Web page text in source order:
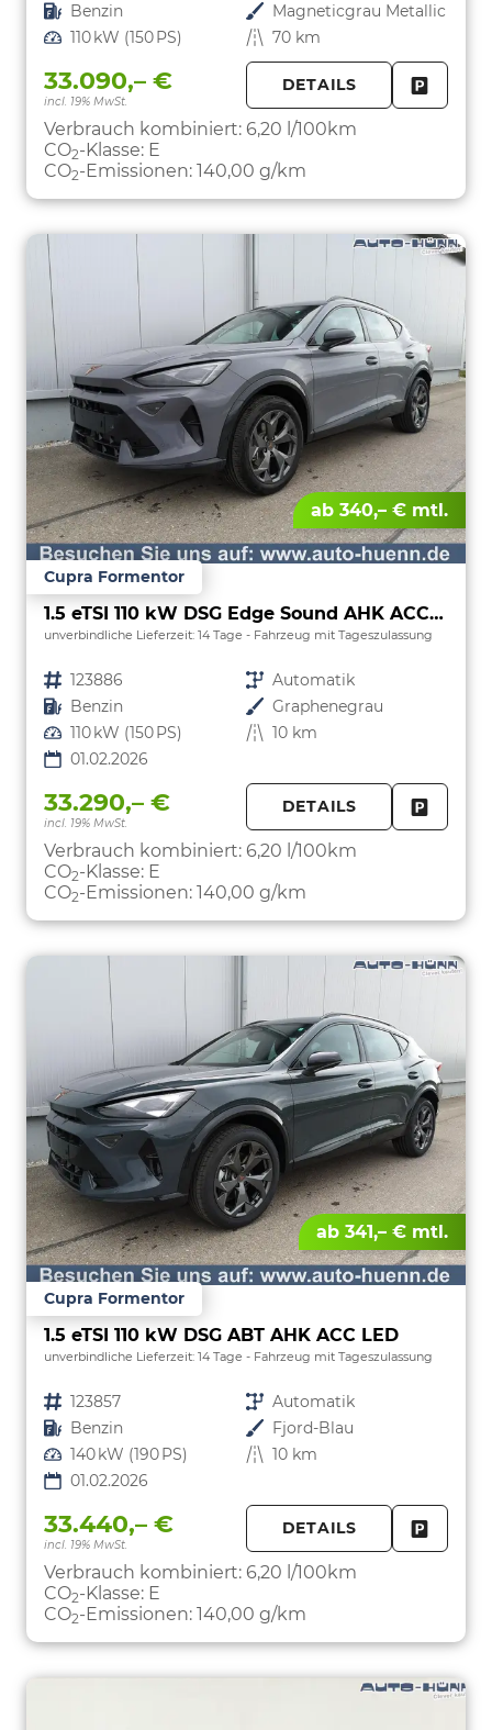
Kraftstoff Benzin Außenfarbe Magneticgrau Metallic
Leistung 110 kW (150 PS) Kilometerstand 70 km
33.090,– €
incl. 19% MwSt.
DETAILS
Verbrauch kombiniert: 6,20 l/100km
CO2-Klasse: E
CO2-Emissionen: 140,00 g/km
ab 340,– € mtl.
Cupra Formentor
1.5 eTSI 110 kW DSG Edge Sound AHK ACC LED
unverbindliche Lieferzeit: 14 Tage Fahrzeug mit Tageszulassung
Fahrzeugnr. 123886 Getriebe Automatik
Kraftstoff Benzin Außenfarbe Graphenegrau
Leistung 110 kW (150 PS) Kilometerstand 10 km
01.02.2026
33.290,– €
incl. 19% MwSt.
DETAILS
Verbrauch kombiniert: 6,20 l/100km
CO2-Klasse: E
CO2-Emissionen: 140,00 g/km
ab 341,– € mtl.
Cupra Formentor
1.5 eTSI 110 kW DSG ABT AHK ACC LED
unverbindliche Lieferzeit: 14 Tage Fahrzeug mit Tageszulassung
Fahrzeugnr. 123857 Getriebe Automatik
Kraftstoff Benzin Außenfarbe Fjord-Blau
Leistung 140 kW (190 PS) Kilometerstand 10 km
01.02.2026
33.440,– €
incl. 19% MwSt.
DETAILS
Verbrauch kombiniert: 6,20 l/100km
CO2-Klasse: E
CO2-Emissionen: 140,00 g/km